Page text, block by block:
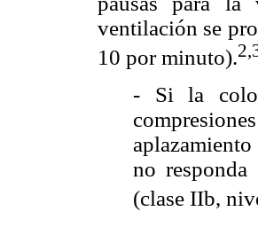
ventilación se
10 por minuto).
- Si la
no
(clase IIb,